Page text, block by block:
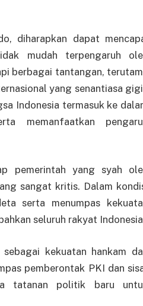
diharapkan dapat
mudah terpengaruh
berbagai tantangan,
yang senantiasa
Indonesia termasuk ke
memanfaatkan
pemerintah yang syah
sangat kritis. Dalam
serta menumpas
seluruh rakyat
kekuatan hankam
pemberontak PKI dan
tatanan politik baru